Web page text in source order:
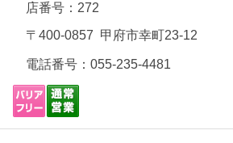
店番号：272
〒400-0857 甲府市幸町23-12
電話番号： 055-235-4481